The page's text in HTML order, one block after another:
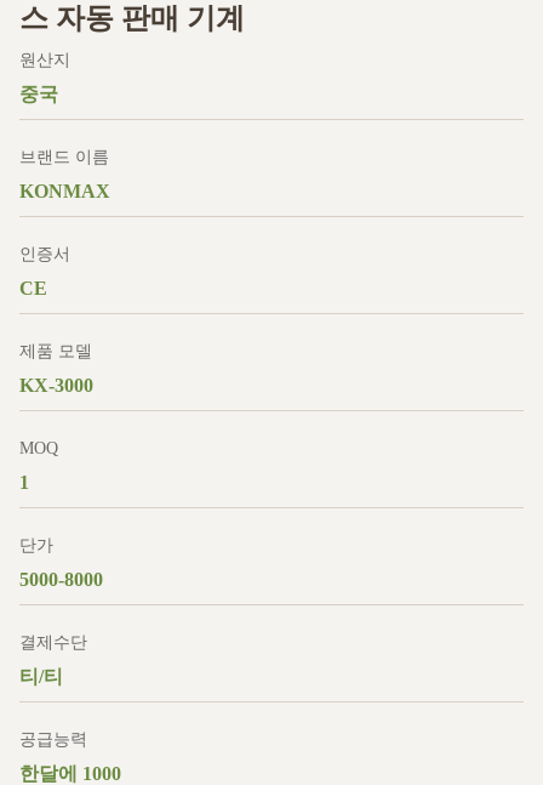
스 자동 판매 기계
원산지
중국
브랜드 이름
KONMAX
인증서
CE
제품 모델
KX-3000
MOQ
1
단가
5000-8000
결제수단
티/티
공급능력
한달에 1000